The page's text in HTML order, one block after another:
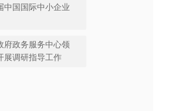
中国国际中小企业
府政务服务中心领
展调研指导工作